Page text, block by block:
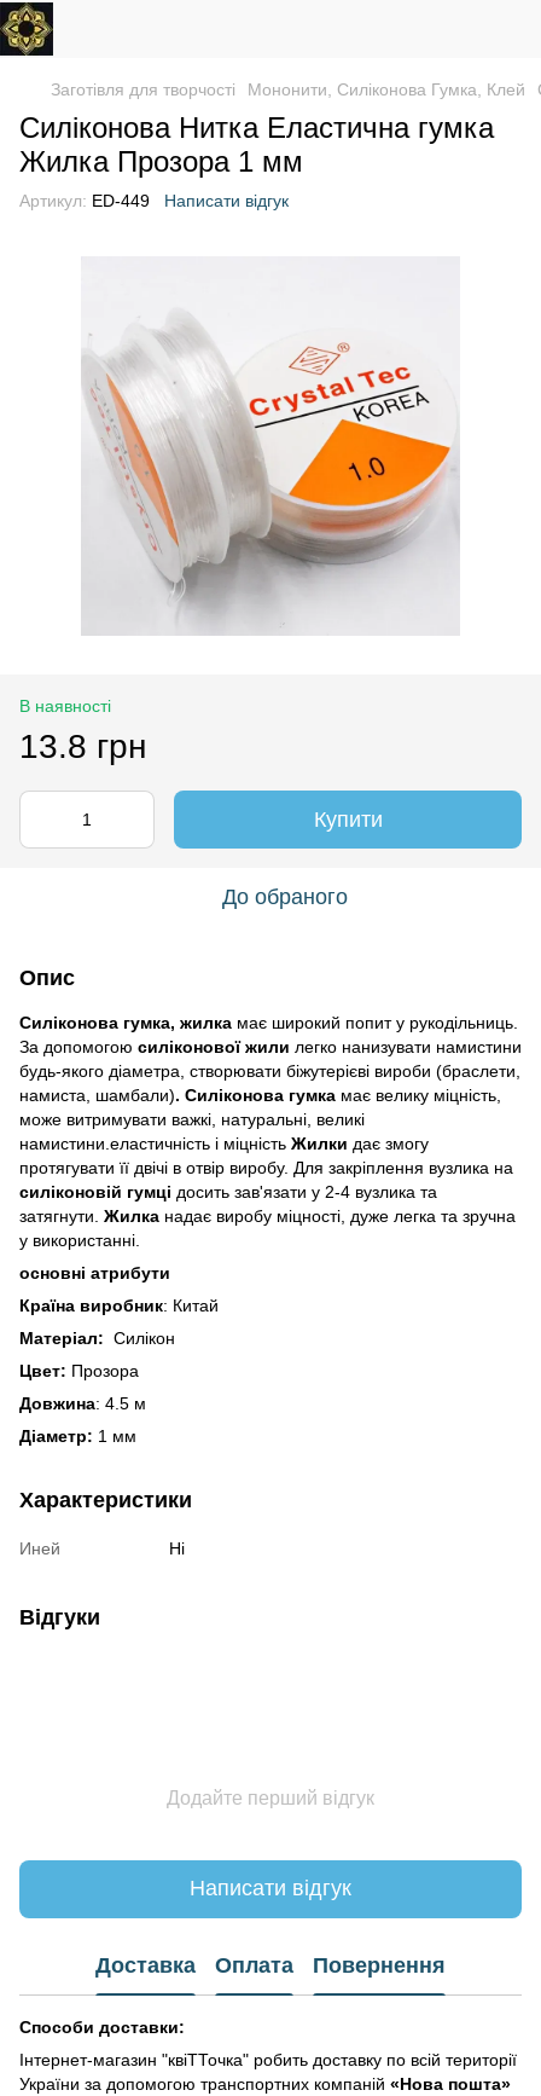
Заготівля для творчості Мононити, Силіконова Гумка, Клей
Силіконова Нитка Еластична гумка
Жилка Прозора 1 мм
Артикул: ED-449 Написати відгук
В наявності
13.8 грн
Купити
До обраного
Опис
Силіконова гумка, жилка має широкий попит у рукодільниць.
За допомогою силіконової жили легко нанизувати намистини
будь-якого діаметра, створювати біжутерієві вироби (браслети,
намиста, шамбали). Силіконова гумка має велику міцність,
може витримувати важкі, натуральні, великі
намистини.еластичність і міцність Жилки дає змогу
протягувати її двічі в отвір виробу. Для закріплення вузлика на
силіконовій гумці досить зав'язати у 2-4 вузлика та
затягнути. Жилка надає виробу міцності, дуже легка та зручна
у використанні.
основні атрибути
Країна виробник: Китай
Матеріал: Силікон
Цвет: Прозора
Довжина: 4.5 м
Діаметр: 1 мм
Характеристики
Иней Ні
Відгуки
Додайте перший відгук
Написати відгук
Доставка Оплата Повернення
Способи доставки:
Інтернет-магазин "квіТТочка" робить доставку по всій території
України за допомогою транспортних компаній «Нова пошта»